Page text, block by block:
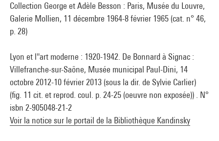
Collection George et Adèle Besson : Paris, Musée du Louvre,
Galerie Mollien, 11 décembre 1964-8 février 1965 (cat. n° 46,
p. 28)
Lyon et l''art moderne : 1920-1942. De Bonnard à Signac :
Villefranche-sur-Saône, Musée municipal Paul-Dini, 14
octobre 2012-10 février 2013 (sous la dir. de Sylvie Carlier)
(fig. 11 cit. et reprod. coul. p. 24-25 (oeuvre non exposée)) . N°
isbn 2-905048-21-2
Voir la notice sur le portail de la Bibliothèque Kandinsky